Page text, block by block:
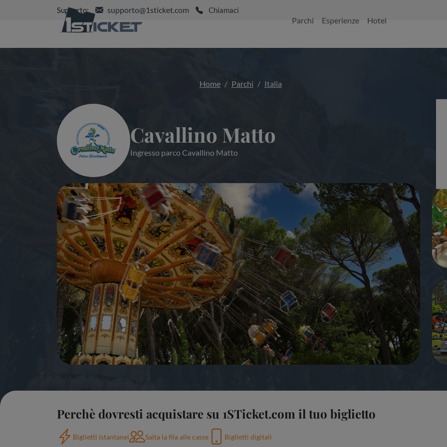
Supporto: supporto@1sticket.com Chiamaci
Parchi Esperienze Hotel
Home Parchi Italia
Cavallino Matto
Ingresso parco Cavallino Matto
Perchè dovresti acquistare su 1STicket.com il tuo biglietto
Biglietti istantanei Salta la fila alle casse Biglietti digitali